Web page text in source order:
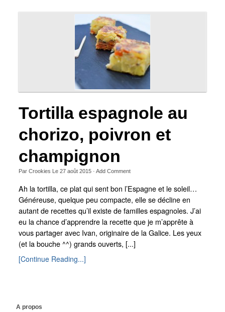
Tortilla espagnole au
chorizo, poivron et
champignon
Par Crookies Le 27 août 2015· Add Comment
Ah la tortilla, ce plat qui sent bon l’Espagne et le soleil…
Généreuse, quelque peu compacte, elle se décline en
autant de recettes qu’il existe de familles espagnoles. J’ai
eu la chance d’apprendre la recette que je m’apprête à
vous partager avec Ivan, originaire de la Galice. Les yeux
(et la bouche ^^) grands ouverts, [...]
[Continue Reading...]
A propos